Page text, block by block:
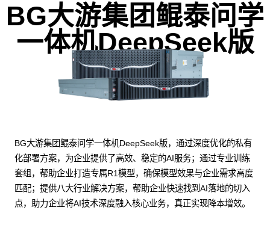
BG大游集团鲲泰问学
一体机DeepSeek版
BG大游集团鲲泰问学一体机DeepSeek版，通过深度优化的私有
化部署方案，为企业提供了高效、稳定的AI服务；通过专业训练
套组，帮助企业打造专属R1模型，确保模型效果与企业需求高度
匹配；提供八大行业解决方案，帮助企业快速找到AI落地的切入
点，助力企业将AI技术深度融入核心业务，真正实现降本增效。